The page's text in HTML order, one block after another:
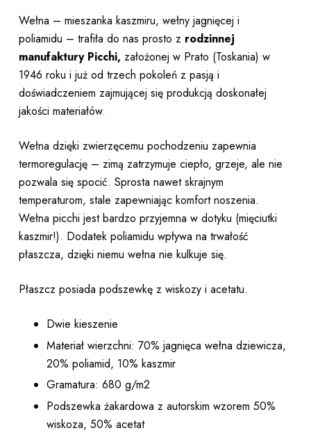
Wełna – mieszanka kaszmiru, wełny jagnięcej i
poliamidu – trafiła do nas prosto z rodzinnej
manufaktury Picchi, założonej w Prato (Toskania) w
1946 roku i już od trzech pokoleń z pasją i
doświadczeniem zajmującej się produkcją doskonałej
jakości materiałów.
Wełna dzięki zwierzęcemu pochodzeniu zapewnia
termoregulację – zimą zatrzymuje ciepło, grzeje, ale nie
pozwala się spocić. Sprosta nawet skrajnym
temperaturom, stale zapewniając komfort noszenia.
Wełna picchi jest bardzo przyjemna w dotyku (mięciutki
kaszmir!). Dodatek poliamidu wpływa na trwałość
płaszcza, dzięki niemu wełna nie kulkuje się.
Płaszcz posiada podszewkę z wiskozy i acetatu.
Dwie kieszenie
Materiał wierzchni: 70% jagnięca wełna dziewicza,
20% poliamid, 10% kaszmir
Gramatura: 680 g/m2
Podszewka żakardowa z autorskim wzorem 50%
wiskoza, 50% acetat